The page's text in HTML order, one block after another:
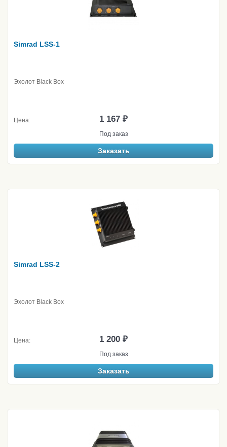
Simrad LSS-1
Эхолот Black Box
Цена: 1 167 ₽
Под заказ
Заказать
Simrad LSS-2
Эхолот Black Box
Цена: 1 200 ₽
Под заказ
Заказать